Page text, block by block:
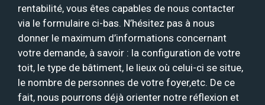
rentabilité, vous êtes capables de nous contacter
via le formulaire ci-bas. N’hésitez pas à nous
donner le maximum d’informations concernant
votre demande, à savoir : la configuration de votre
toit, le type de bâtiment, le lieux où celui-ci se situe,
le nombre de personnes de votre foyer,etc. De ce
fait, nous pourrons déjà orienter notre réflexion et